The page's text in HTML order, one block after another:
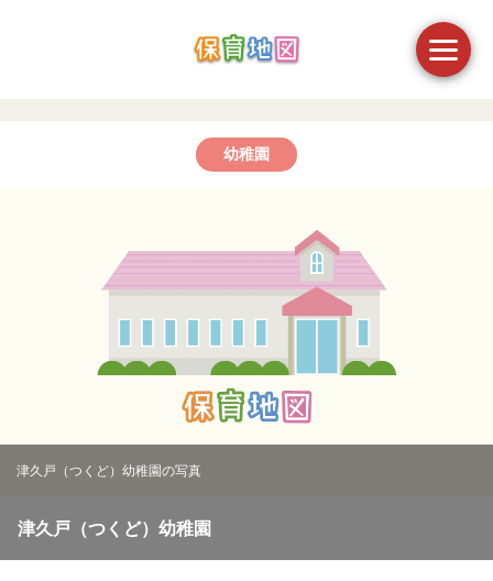
幼稚園
津久戸（つくど）幼稚園の写真
津久戸（つくど）幼稚園